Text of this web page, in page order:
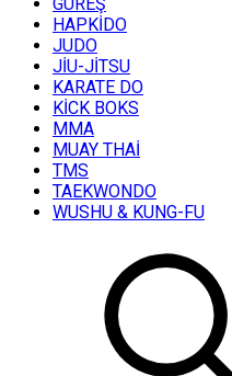
HAPKİDO
JUDO
JİU-JİTSU
KARATE DO
KİCK BOKS
MMA
MUAY THAİ
TMS
TAEKWONDO
WUSHU & KUNG-FU